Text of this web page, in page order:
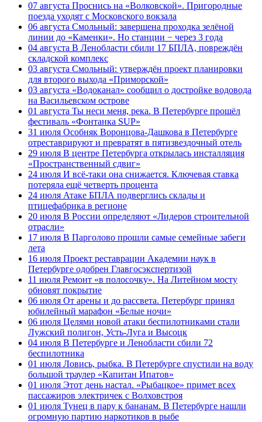
07 августа Проснись на «Волковской». Пригородные
поезда уходят с Московского вокзала
06 августа Смольный: завершена проходка зелёной
линии до «Каменки». Но станции − через 3 года
04 августа В Ленобласти сбили 17 БПЛА, повреждён
складской комплекс
03 августа Смольный: утверждён проект планировки
для второго выхода «Приморской»
03 августа «Водоканал» сообщил о достройке водовода
на Васильевском острове
01 августа Ты неси меня, река. В Петербурге прошёл
фестиваль «Фонтанка SUP»
31 июля Особняк Воронцова-Дашкова в Петербурге
отреставрируют и превратят в пятизвездочный отель
29 июля В центре Петербурга открылась инсталляция
«Пространственный сдвиг»
24 июля И всё-таки она снижается. Ключевая ставка
потеряла ещё четверть процента
24 июля Атаке БПЛА подверглись склады и
птицефабрика в регионе
20 июля В России определяют «Лидеров строительной
отрасли»
17 июля В Парголово прошли самые семейные забеги
лета
16 июля Проект реставрации Академии наук в
Петербурге одобрен Главгосэкспертизой
11 июля Ремонт «в полосочку». На Литейном мосту
обновят покрытие
06 июля От арены и до рассвета. Петербург принял
юбилейный марафон «Белые ночи»
06 июля Целями новой атаки беспилотниками стали
Лужский полигон, Усть-Луга и Высоцк
04 июля В Петербурге и Ленобласти сбили 72
беспилотника
01 июля Ловись, рыбка. В Петербурге спустили на воду
большой траулер «Капитан Ипатов»
01 июля Этот день настал. «Рыбацкое» примет всех
пассажиров электричек с Волховстроя
01 июля Тунец в пару к бананам. В Петербурге нашли
огромную партию наркотиков в рыбе